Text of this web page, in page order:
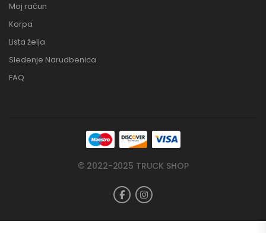
Moj račun
Korpa
Lista želja
Sledenje Narudbenica
FAQ
© 2022-2025 TRUCK SHOP